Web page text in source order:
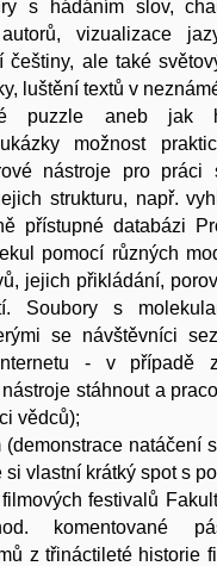
s hádáním slov,
autorů, vizualizace
češtiny, ale také
luštění textů v
puzzle aneb jak
možnost
nástroje pro
strukturu, např.
přístupné databázi
pomocí různých
jejich přikládání,
Soubory s
se návštěvníci
- v případě
stáhnout a
vědců);
(demonstrace natáčení
si vlastní krátký spot s
festivalů
komentované
z třináctileté historie